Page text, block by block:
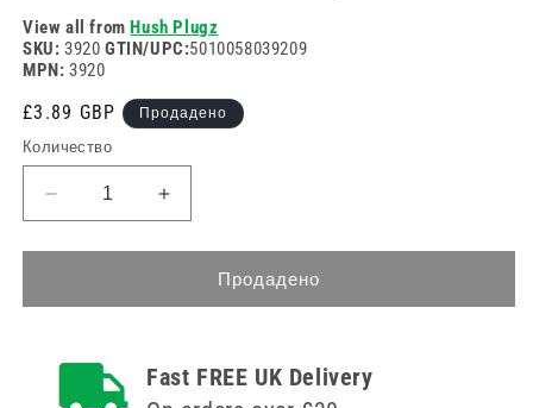
View all from Hush Plugz
SKU: 3920 GTIN/UPC:5010058039209
MPN: 3920
Редовна
цена
£3.89 GBP Продадено
Количество
Намаляване
на
количеството
4-
Увеличете
количеството
за
парни
пяна
Продадено
Fast FREE UK Delivery